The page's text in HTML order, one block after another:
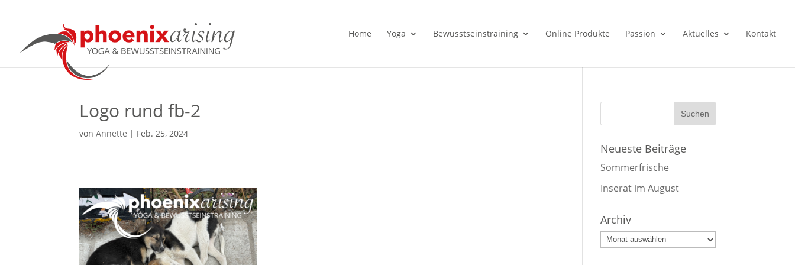
Home Yoga Bewusstseinstraining Online Produkte Passion Aktuelles Kontakt
Logo rund fb-2
vonAnnette | Feb. 25, 2024
Neueste Beiträge
Sommerfrische
Inserat im August
Archiv
Archiv